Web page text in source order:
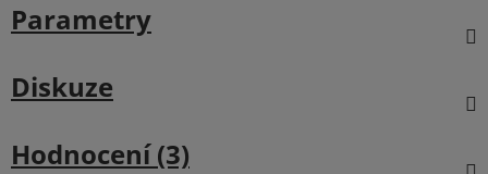
Parametry
Diskuze
Hodnocení (3)